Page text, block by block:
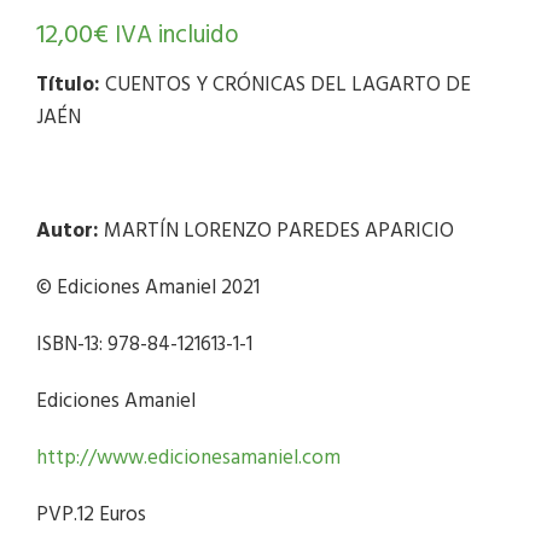
12,00€ IVA incluido
Título:CUENTOS Y CRÓNICAS DEL LAGARTO DE
JAÉN
Autor: MARTÍN LORENZO PAREDES APARICIO
© Ediciones Amaniel 2021
ISBN-13: 978-84-121613-1-1
Ediciones Amaniel
http://www.edicionesamaniel.com
PVP.12 Euros